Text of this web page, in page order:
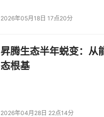
2026年05月18日 17点20分
昇腾生态半年蜕变：从
态根基
2026年04月28日 22点14分